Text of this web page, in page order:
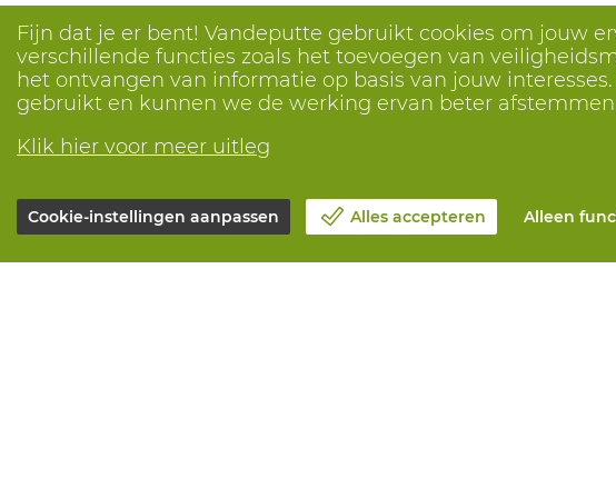
Fijn dat je er bent! Vandeputte gebruikt cookies om jouw
verschillende functies zoals het toevoegen van
het ontvangen van informatie op basis van jouw
gebruikt en kunnen we de werking ervan beter
Klik hier voor meer uitleg
Cookie-instellingen aanpassen Alles accepteren Alleen